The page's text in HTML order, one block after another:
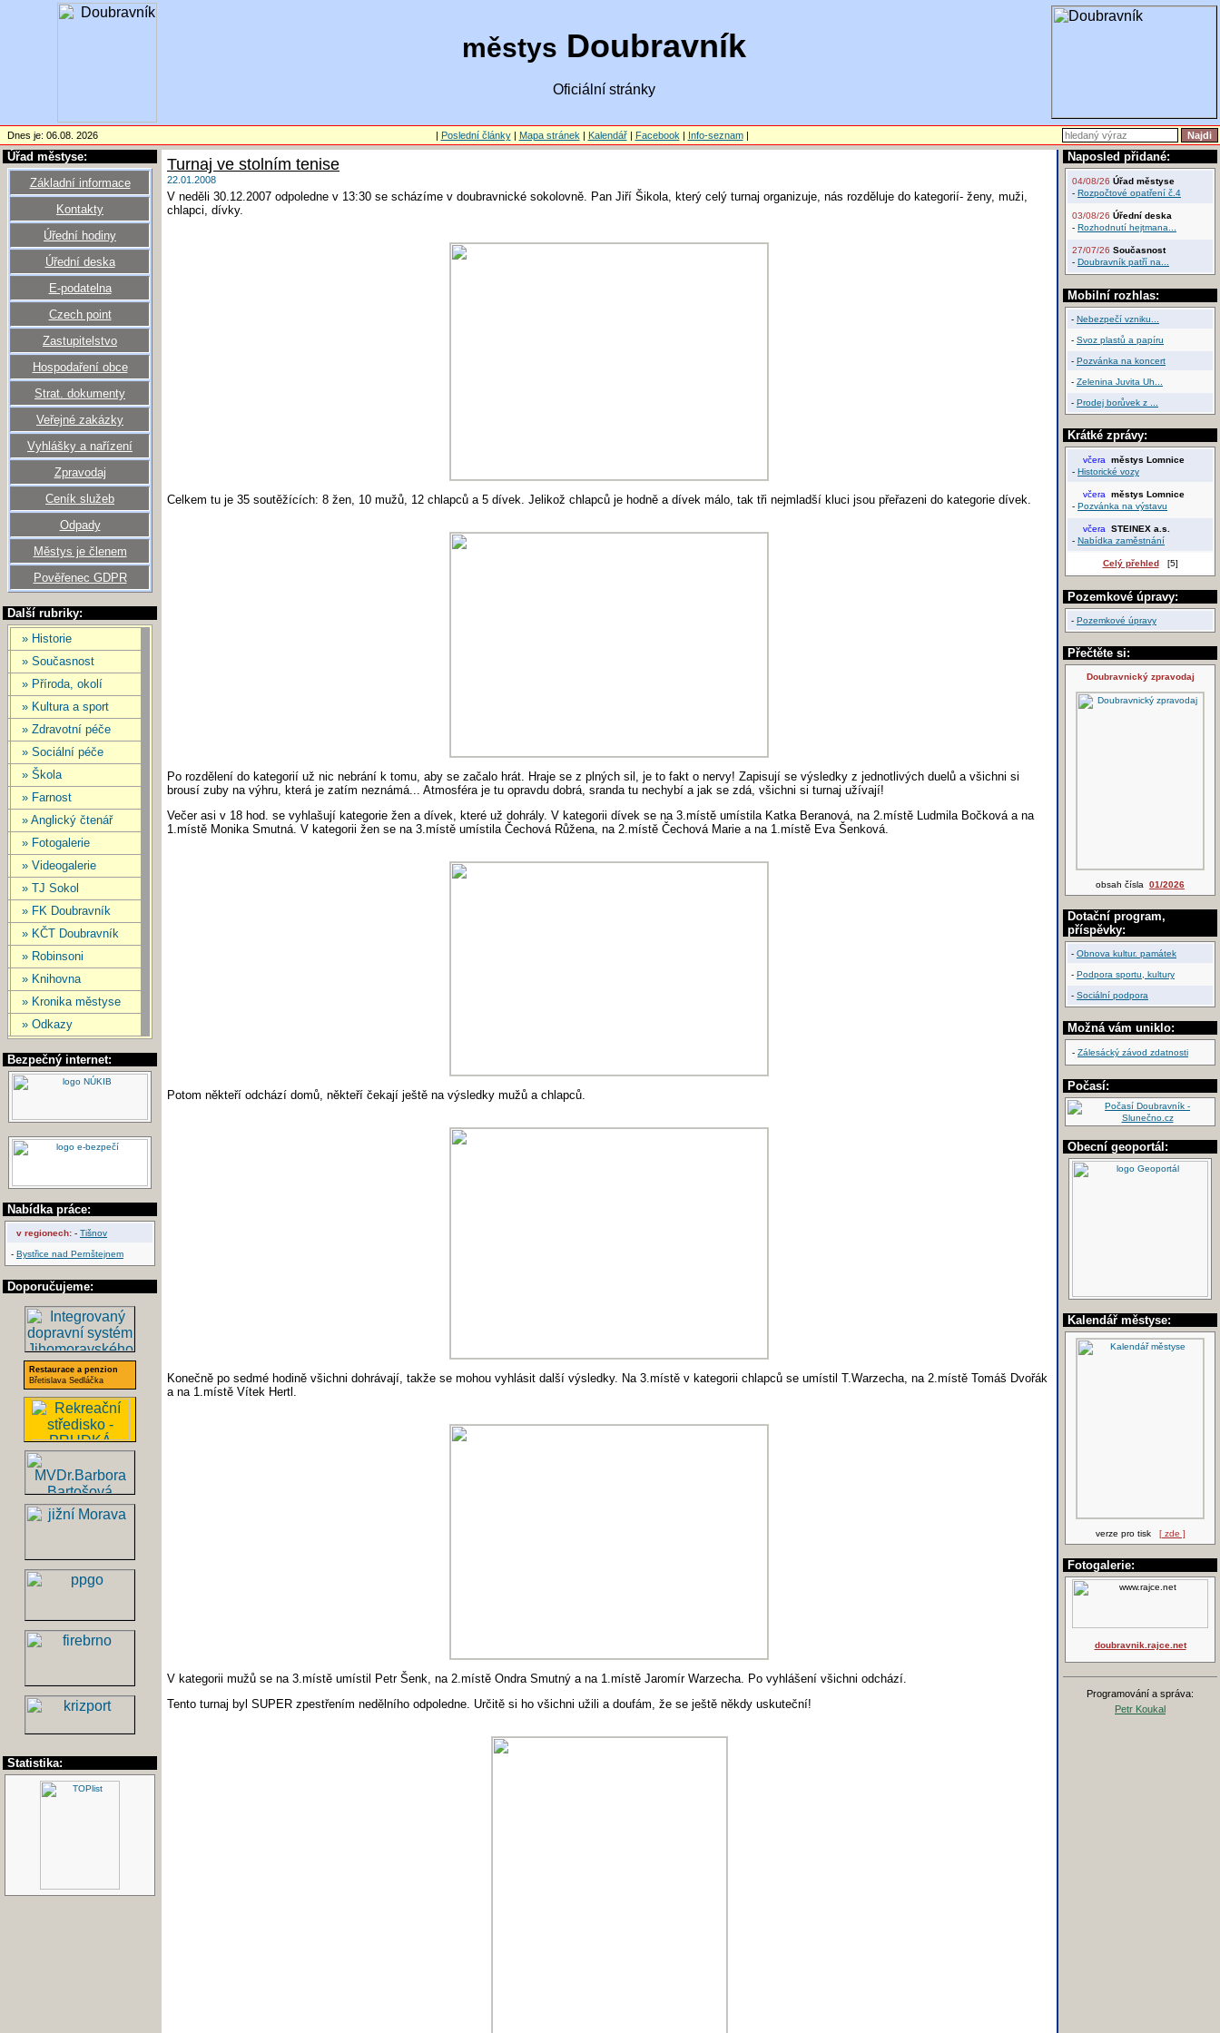
městys Doubravník
Oficiální stránky
Dnes je: 06.08. 2026 | Poslední články| Mapa stránek | Kalendář| Facebook | Info-seznam|
Úřad městyse:
Základní informace
Kontakty
Úřední hodiny
Úřední deska
E-podatelna
Czech point
Zastupitelstvo
Hospodaření obce
Strat. dokumenty
Veřejné zakázky
Vyhlášky a nařízení
Zpravodaj
Ceník služeb
Odpady
Městys je členem
Pověřenec GDPR
Další rubriky:
» Historie
» Současnost
» Příroda, okolí
» Kultura a sport
» Zdravotní péče
» Sociální péče
» Škola
» Farnost
» Anglický čtenář
» Fotogalerie
» Videogalerie
» TJ Sokol
» FK Doubravník
» KČT Doubravník
» Robinsoni
» Knihovna
» Kronika městyse
» Odkazy
Bezpečný internet:
Nabídka práce:
v regionech: - Tišnov
- Bystřice nad Pernštejnem
Doporučujeme:
Restaurace a penzion
Břetislava Sedláčka
Statistika:
Naposled přidané:
04/08/26 Úřad městyse
- Rozpočtové opatření č.4
03/08/26 Úřední deska
- Rozhodnutí hejtmana...
27/07/26 Současnost
- Doubravník patří na...
Mobilní rozhlas:
- Nebezpečí vzniku...
- Svoz plastů a papíru
- Pozvánka na koncert
- Zelenina Juvita Uh...
- Prodej borůvek z ...
Krátké zprávy:
včera městys Lomnice
- Historické vozy
včera městys Lomnice
- Pozvánka na výstavu
včera STEINEX a.s.
- Nabídka zaměstnání
Celý přehled[5]
Pozemkové úpravy:
- Pozemkové úpravy
Přečtěte si:
Doubravnický zpravodaj
obsah čísla 01/2026
Dotační program,
příspěvky:
- Obnova kultur. památek
- Podpora sportu, kultury
- Sociální podpora
Možná vám uniklo:
- Zálesácký závod zdatnosti
Počasí:
Obecní geoportál:
Kalendář městyse:
verze pro tisk [ zde ]
Fotogalerie:
doubravnik.rajce.net
Programování a správa:
Petr Koukal
Turnaj ve stolním tenise
22.01.2008
V neděli 30.12.2007 odpoledne v 13:30 se scházíme v doubravnické sokolovně. Pan Jiří Šikola, který celý turnaj organizuje, nás rozděluje do kategorií- ženy, muži,
chlapci, dívky.
Celkem tu je 35 soutěžících: 8 žen, 10 mužů, 12 chlapců a 5 dívek. Jelikož chlapců je hodně a dívek málo, tak tři nejmladší kluci jsou přeřazeni do kategorie dívek.
Po rozdělení do kategorií už nic nebrání k tomu, aby se začalo hrát. Hraje se z plných sil, je to fakt o nervy! Zapisují se výsledky z jednotlivých duelů a všichni si
brousí zuby na výhru, která je zatím neznámá... Atmosféra je tu opravdu dobrá, sranda tu nechybí a jak se zdá, všichni si turnaj užívají!
Večer asi v 18 hod. se vyhlašují kategorie žen a dívek, které už dohrály. V kategorii dívek se na 3.místě umístila Katka Beranová, na 2.místě Ludmila Bočková a na
1.místě Monika Smutná. V kategorii žen se na 3.místě umístila Čechová Růžena, na 2.místě Čechová Marie a na 1.místě Eva Šenková.
Potom někteří odchází domů, někteří čekají ještě na výsledky mužů a chlapců.
Konečně po sedmé hodině všichni dohrávají, takže se mohou vyhlásit další výsledky. Na 3.místě v kategorii chlapců se umístil T.Warzecha, na 2.místě Tomáš Dvořák
a na 1.místě Vítek Hertl.
V kategorii mužů se na 3.místě umístil Petr Šenk, na 2.místě Ondra Smutný a na 1.místě Jaromír Warzecha. Po vyhlášení všichni odchází.
Tento turnaj byl SUPER zpestřením nedělního odpoledne. Určitě si ho všichni užili a doufám, že se ještě někdy uskuteční!